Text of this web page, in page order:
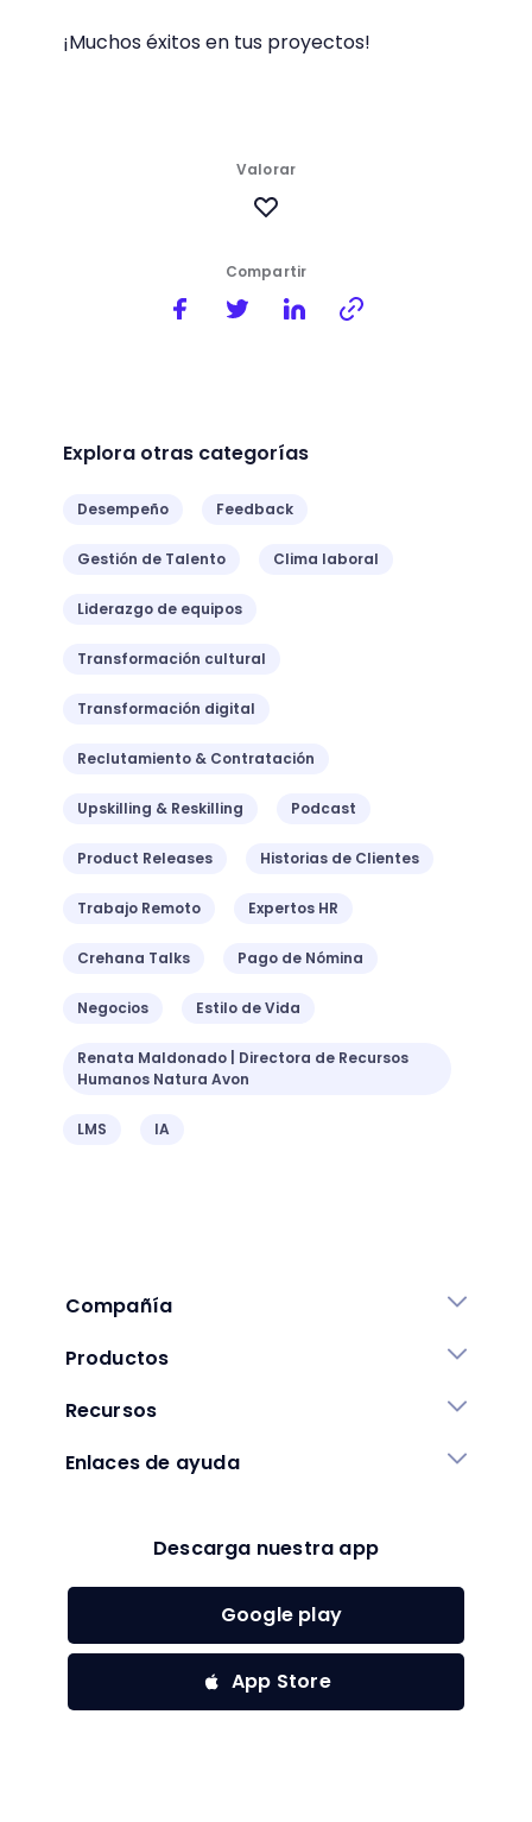
¡Muchos éxitos en tus proyectos!
Compartir
Valorar
Explora otras categorías
Desempeño Feedback
Gestión de Talento Clima laboral
Liderazgo de equipos
Transformación cultural
Transformación digital
Reclutamiento & Contratación
Upskilling & Reskilling Podcast
Product Releases Historias de Clientes
Trabajo Remoto Expertos HR
Crehana Talks Pago de Nómina
Negocios Estilo de Vida
Renata Maldonado | Directora de Recursos
Humanos Natura Avon
LMS IA
Compañía
Productos
Recursos
Enlaces de ayuda
Descarga nuestra app
Google play
App Store